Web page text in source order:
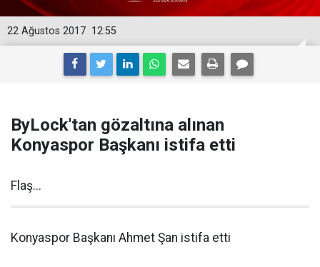
12:55
22 Ağustos 2017
ByLock'tan gözaltına alınan
Konyaspor Başkanı istifa etti
Flaş...
Konyaspor Başkanı Ahmet Şan istifa etti